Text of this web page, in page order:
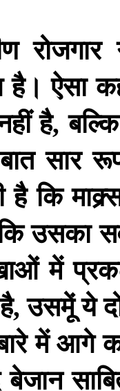
रोजगार
है। ऐसा
है,बल्कि
बात सार
है कि
उसका
में
है,उसमेूंये
में आगे
बेजान